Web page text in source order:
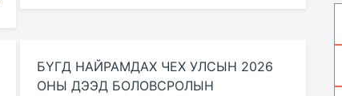
БҮГД НАЙРАМДАХ ЧЕХ УЛСЫН 2026
ОНЫ ДЭЭД БОЛОВСРОЛЫН